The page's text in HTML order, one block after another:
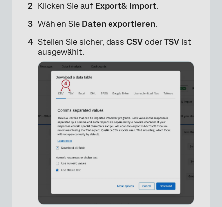
Klicken Sie auf Export& Import.
Wählen Sie Daten exportieren.
Stellen Sie sicher, dass CSV oder TSV ist
ausgewählt.